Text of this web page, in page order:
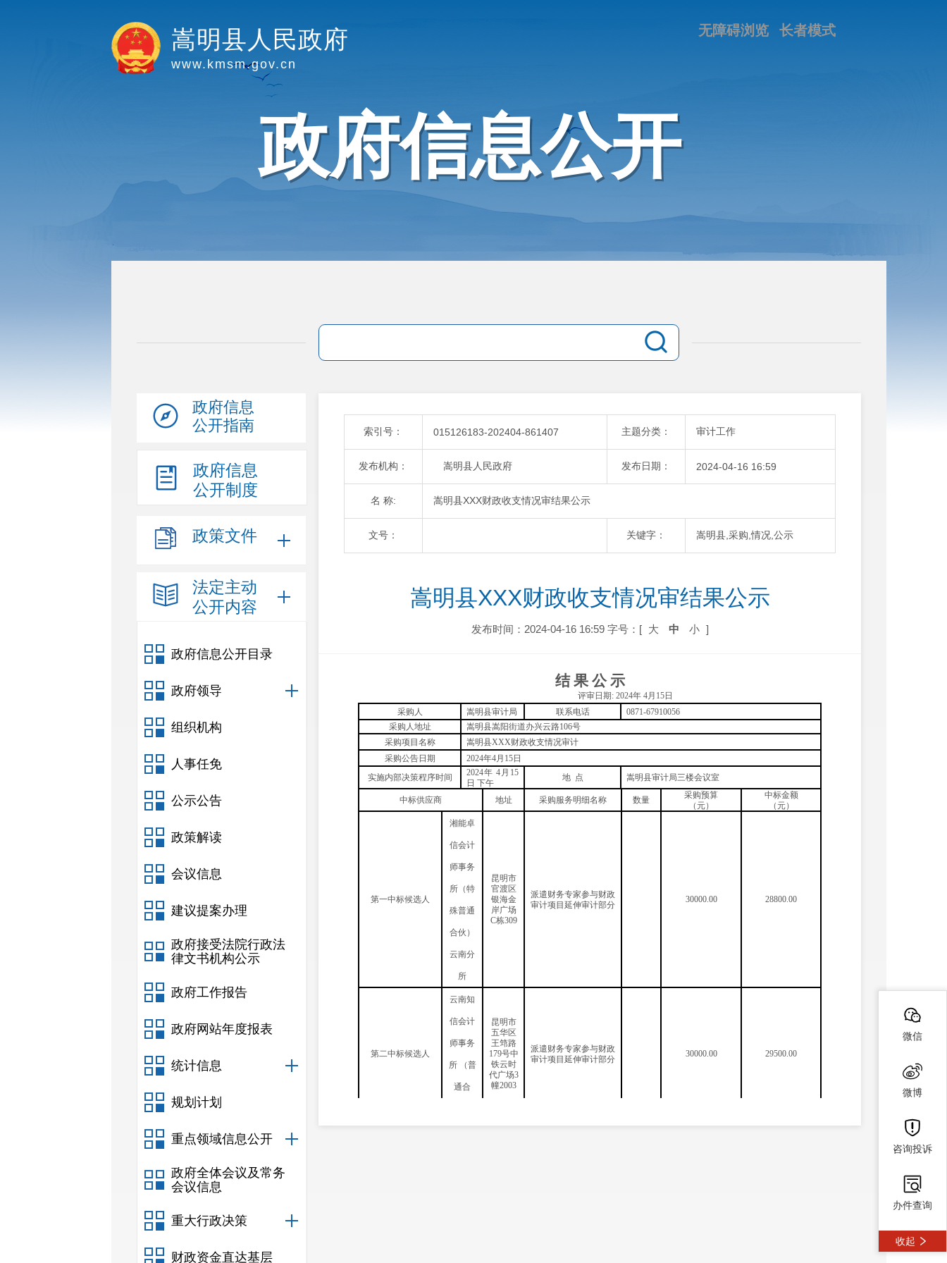
长者模式
无障碍浏览
嵩明县人民政府
www.kmsm.gov.cn
政府信息公开
政府信息
公开指南
政府信息
公开制度
政策文件
法定主动
公开内容
政府信息公开目录
政府领导
组织机构
人事任免
公示公告
政策解读
会议信息
建议提案办理
政府接受法院行政法
律文书机构公示
政府工作报告
政府网站年度报表
统计信息
规划计划
重点领域信息公开
政府全体会议及常务
会议信息
重大行政决策
财政资金直达基层
索引号： 015126183-202404-861407 主题分类： 审计工作
发布机构： 嵩明县人民政府 发布日期： 2024-04-16 16:59
名 称: 嵩明县XXX财政收支情况审结果公示
文号： 关键字： 嵩明县,采购,情况,公示
嵩明县XXX财政收支情况审结果公示
发布时间：2024-04-16 16:59 字号：[ 大 中 小 ]
结 果 公 示
评审日期 : 2024年 4月 15日
采购人
嵩明县审计局 联系电话
0871-67910056
采购人地址
嵩明县嵩阳街道办兴云路106号
采购项目名称
嵩明县XXX财政收支情况审计
采购公告日期
2024年4月 15日
实施内部决策程序时间 2024年 4 月 15
日 下午
地 点 嵩明县审计局三楼会议室
中标供应商 地址 采购服务明细名称 数量
采购预算
（元）
中标金额
（ 元）
第一中标候选人
湘能卓
信会计
师事务
所（特
殊普通
合伙）
云南分
所
昆明市
官渡区
银海金
岸广场
C栋309
派遣财务专家参与财政
审计项目延伸审计部分
30000.00 28800.00
第二中标候选人
云南知
信会计
师事务
所 （普
通合
昆明市
五华区
王筇路
179号中
铁云时
代广场3
幢2003
派遣财务专家参与财政
审计项目延伸审计部分
30000.00 29500.00
微信
微博
咨询投诉
办件查询
收起